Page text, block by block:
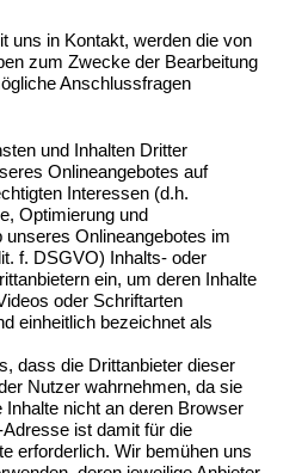
uns in Kontakt, werden die von
zum Zwecke der Bearbeitung
Anschlussfragen
und Inhalten Dritter
Onlineangebotes auf
Interessen (d.h.
Optimierung und
Onlineangebotes im
f. DSGVO) Inhalts- oder
ein, um deren Inhalte
oder Schriftarten
einheitlich bezeichnet als
dass die Drittanbieter dieser
Nutzer wahrnehmen, da sie
nicht an deren Browser
ist damit für die
erforderlich. Wir bemühen uns